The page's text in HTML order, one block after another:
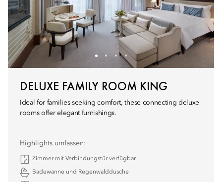
DELUXE FAMILY ROOM KING
Ideal for families seeking comfort, these connecting deluxe
rooms offer elegant furnishings.
Highlights umfassen:
Zimmer mit Verbindungstür verfügbar
Badewanne und Regenwalddusche